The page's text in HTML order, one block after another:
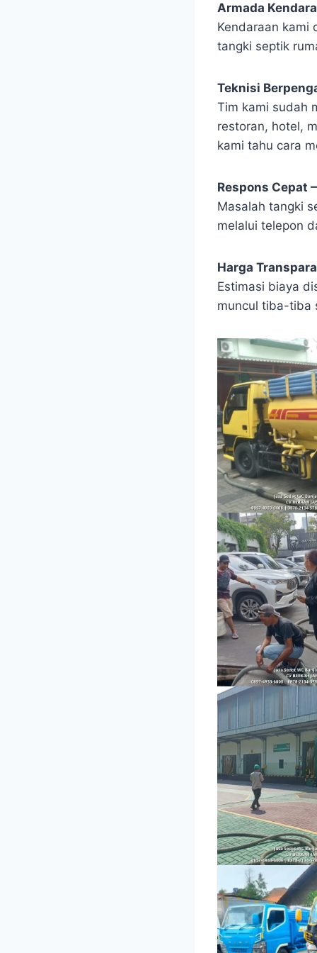
Armada
Kendaraan kami
tangki septik
Teknisi
Tim kami sudah
restoran, hotel,
kami tahu cara
Respons Cepat
Masalah tangki
melalui telepon
Harga
Estimasi biaya
muncul tiba-tiba